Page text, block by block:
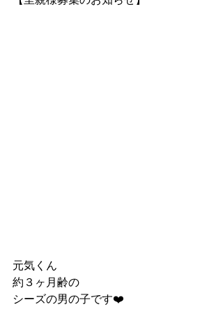
元気くん
約３ヶ月齢の
シーズの男の子です❤️